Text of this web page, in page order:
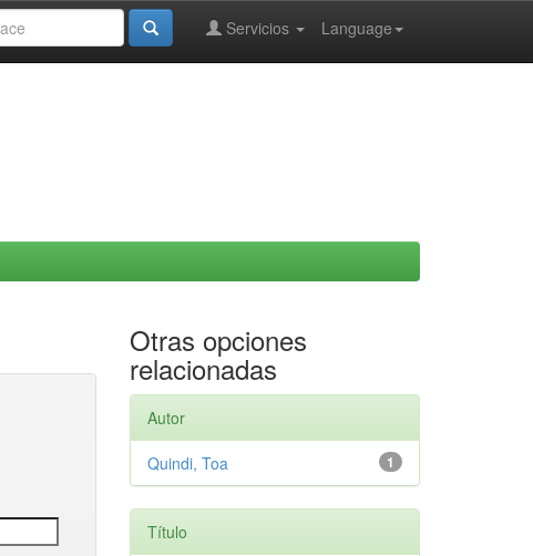
Language
Servicios
Otras opciones
relacionadas
Autor
1
Quindi, Toa
Título